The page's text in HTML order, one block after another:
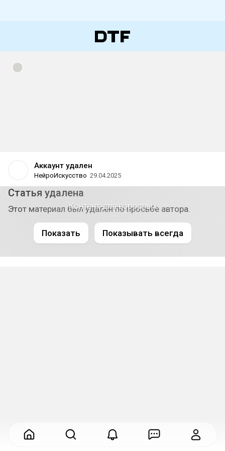
Аккаунт удален
НейроИскусство 29.04.2025
Статья удалена
Этот материал был удалён по просьбе автора.
Контент для взрослых
Показать Показывать всегда